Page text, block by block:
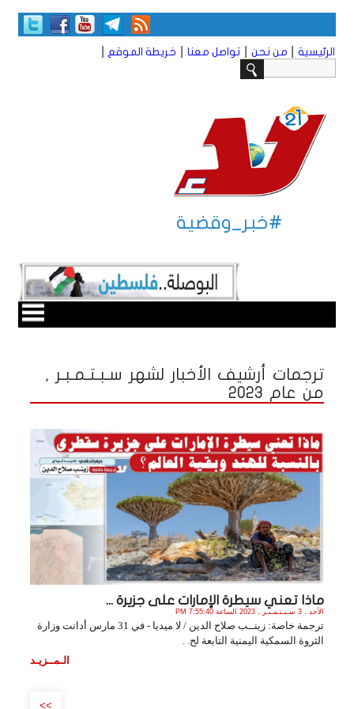
الرئيسية من نحن تواصل معنا خريطة الموقع
#خبر_وقضية
ترجمات أرشيف الأخبار لشهر سـبـتـمـبـر ,
من عام 2023
ماذا تعني سيطرة الإمارات على جزيرة ...
الأحد , 3 سـبـتـمـبـر , 2023 الساعة 7:55:40 PM
ترجمة خاصة: زينــب صلاح الدين / لا ميديا - في 31 مارس أدانت وزارة
الثروة السمكية اليمنية التابعة لح. .
الـمــزيـد
>>